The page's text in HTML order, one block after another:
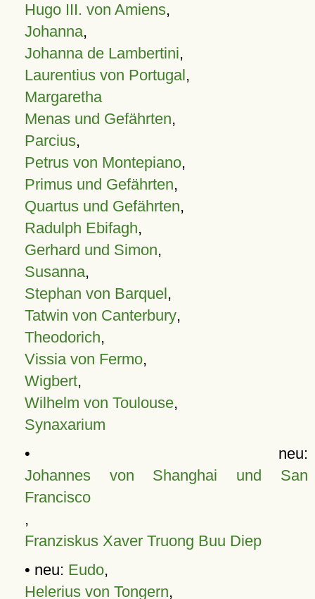
Hugo III. von Amiens,
Johanna,
Johanna de Lambertini,
Laurentius von Portugal,
Margaretha
Menas und Gefährten,
Parcius,
Petrus von Montepiano,
Primus und Gefährten,
Quartus und Gefährten,
Radulph Ebifagh,
Gerhard und Simon,
Susanna,
Stephan von Barquel,
Tatwin von Canterbury,
Theodorich,
Vissia von Fermo,
Wigbert,
Wilhelm von Toulouse,
Synaxarium
• neu:
Johannes von Shanghai und San
Francisco
,
Franziskus Xaver Truong Buu Diep
• neu: Eudo,
Helerius von Tongern,